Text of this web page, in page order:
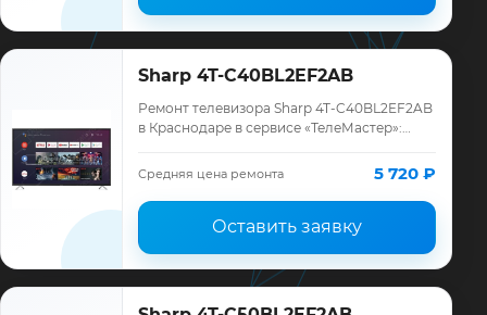
Sharp 4T-C40BL2EF2AB
Ремонт телевизора Sharp 4T-C40BL2EF2AB
в Краснодаре в сервисе «ТелеМастер»:
ремонта, запчасти и гарантия до 12
месяцев.
Средняя цена ремонта 5 720 ₽
Оставить заявку